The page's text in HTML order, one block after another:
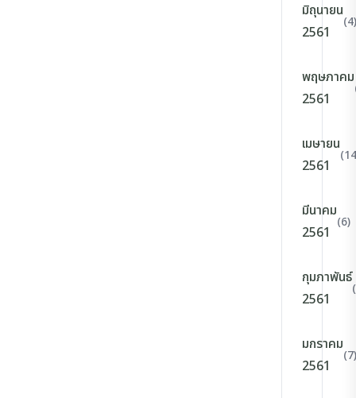
มิถุนายน
2561
(4)
พฤษภาคม
2561
เมษายน
2561
มีนาคม
2561
(6)
กุมภาพันธ์
2561
มกราคม
2561
(7)